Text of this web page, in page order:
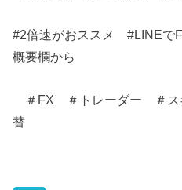
#2倍速がおススメ #LINEで
概要欄から
＃FX ＃トレーダー ＃
替